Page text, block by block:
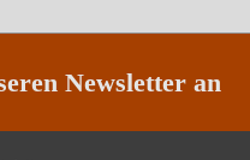
Rotwein
Newsletter an